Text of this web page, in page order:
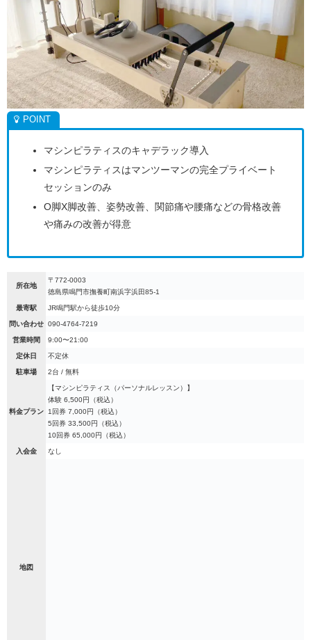
マシンピラティスのキャデラック導入
マシンピラティスはマンツーマンの完全プライベート
セッションのみ
O脚X脚改善、姿勢改善、関節痛や腰痛などの骨格改善
や痛みの改善が得意
所在地
〒772-0003
徳島県鳴門市撫養町南浜字浜田85-1
最寄駅 JR鳴門駅から徒歩10分
問い合わせ 090-4764-7219
営業時間 9:00〜21:00
定休日 不定休
駐車場 2台 / 無料
料金プラン
【マシンピラティス（パーソナルレッスン）】
体験 6,500円（税込）
1回券 7,000円（税込）
5回券 33,500円（税込）
10回券 65,000円（税込）
入会金 なし
地図